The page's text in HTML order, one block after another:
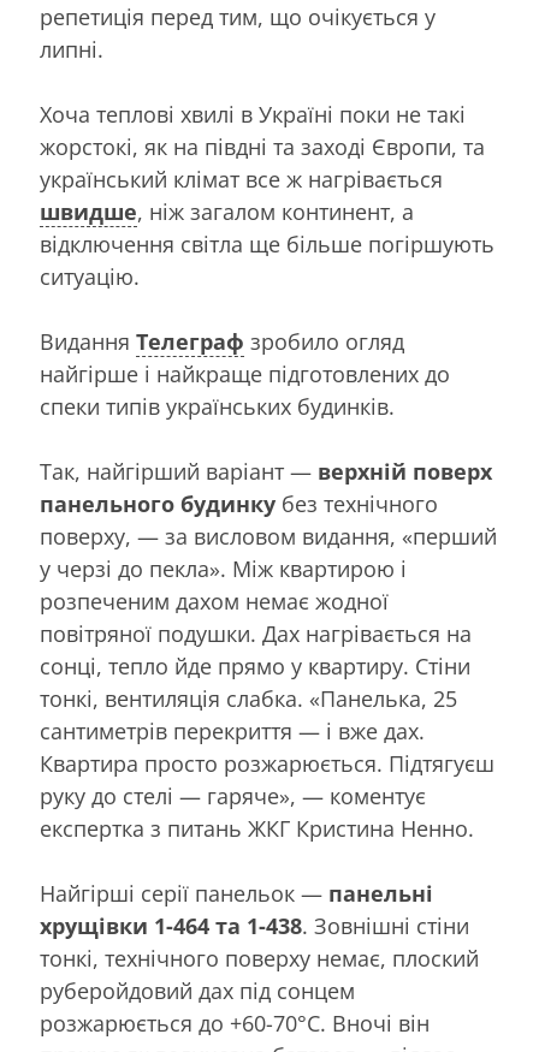
репетиція перед тим, що очікується у
липні.
Хоча теплові хвилі в Україні поки не такі
жорстокі, як на півдні та заході Європи, та
український клімат все ж нагрівається
швидше, ніж загалом континент, а
відключення світла ще більше погіршують
ситуацію.
Видання Телеграф зробило огляд
найгірше і найкраще підготовлених до
спеки типів українських будинків.
Так, найгірший варіант — верхній поверх
панельного будинку без технічного
поверху, — за висловом видання, «перший
у черзі до пекла». Між квартирою і
розпеченим дахом немає жодної
повітряної подушки. Дах нагрівається на
сонці, тепло йде прямо у квартиру. Стіни
тонкі, вентиляція слабка. «Панелька, 25
сантиметрів перекриття — і вже дах.
Квартира просто розжарюється. Підтягуєш
руку до стелі — гаряче», — коментує
експертка з питань ЖКГ Кристина Ненно.
Найгірші серії панельок — панельні
хрущівки 1-464 та 1-438. Зовнішні стіни
тонкі, технічного поверху немає, плоский
руберойдовий дах під сонцем
розжарюється до +60-70°C. Вночі він